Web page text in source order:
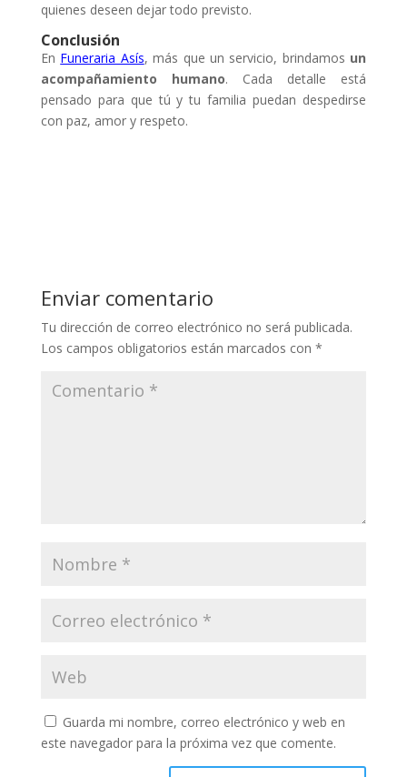
quienes deseen dejar todo previsto.
Conclusión
En Funeraria Asís, más que un servicio, brindamos un
acompañamiento humano. Cada detalle está
pensado para que tú y tu familia puedan despedirse
con paz, amor y respeto.
Enviar comentario
Tu dirección de correo electrónico no será publicada.
Los campos obligatorios están marcados con *
Guarda mi nombre, correo electrónico y web en
este navegador para la próxima vez que comente.